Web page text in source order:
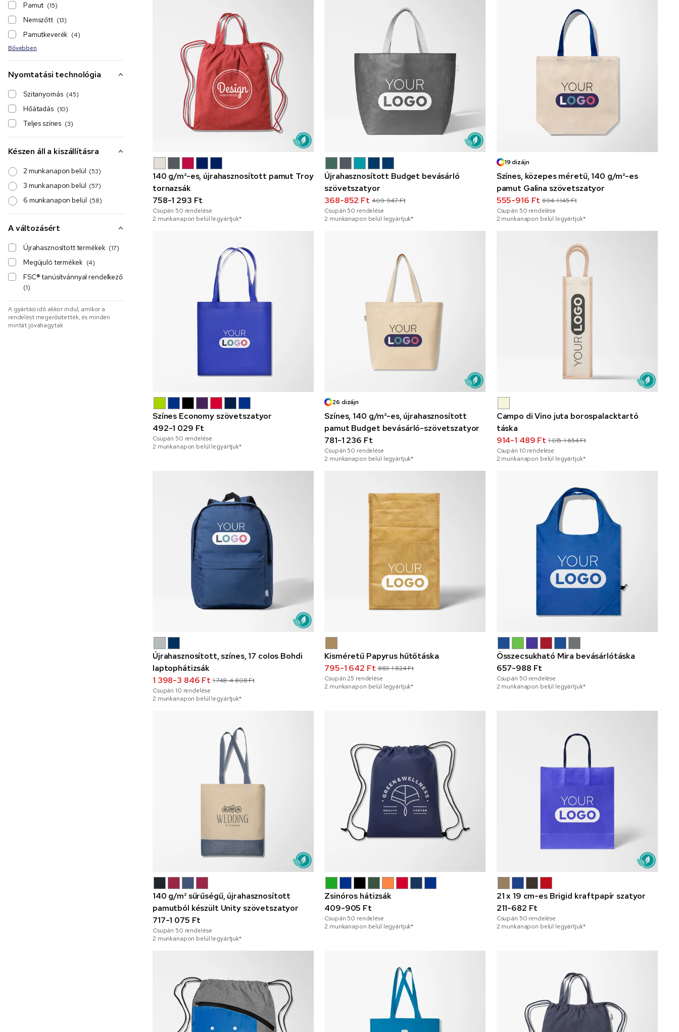
Pamut (15)
Nemszőtt (13)
Pamutkeverék (4)
Bővebben
Nyomtatási technológia
Szitanyomás (45)
Hőátadás (10)
Teljes színes (3)
Készen áll a kiszállításra
2 munkanapon belül (53)
3 munkanapon belül (57)
6 munkanapon belül (58)
A változásért
Újrahasznosított termékek (17)
Megújuló termékek (4)
FSC® tanúsítvánnyal rendelkező
(1)
A gyártási idő akkor indul, amikor a
rendelést megerősítették, és minden
mintát jóváhagytak
140 g/m²-es, újrahasznosított pamut Troy
tornazsák
758-1 293 Ft
Csupán50 rendelése
2 munkanapon belül legyártjuk*
Újrahasznosított Budget bevásárló
szövetszatyor
368-852 Ft 409-947 Ft
Csupán50 rendelése
2 munkanapon belül legyártjuk*
19 dizájn
Színes, közepes méretű, 140 g/m²-es
pamut Galina szövetszatyor
555-916 Ft 694-1 145 Ft
Csupán 50 rendelése
2 munkanapon belül legyártjuk*
Színes Economy szövetszatyor
492-1 029 Ft
Csupán50 rendelése
2 munkanapon belül legyártjuk*
26 dizájn
Színes, 140 g/m²-es, újrahasznosított
pamut Budget bevásárló-szövetszatyor
781-1 236 Ft
Csupán50 rendelése
2 munkanapon belül legyártjuk*
Campo di Vino juta borospalacktartó
táska
914-1 489 Ft 1 015-1 654 Ft
Csupán 10 rendelése
2 munkanapon belül legyártjuk*
Újrahasznosított, színes, 17 colos Bohdi
laptophátizsák
1 398-3 846 Ft 1 748-4 808 Ft
Csupán 10 rendelése
2 munkanapon belül legyártjuk*
Kisméretű Papyrus hűtőtáska
795-1 642 Ft 883-1 824 Ft
Csupán25 rendelése
2 munkanapon belül legyártjuk*
Összecsukható Mira bevásárlótáska
657-988 Ft
Csupán 50 rendelése
2 munkanapon belül legyártjuk*
140 g/m² sűrűségű, újrahasznosított
pamutból készült Unity szövetszatyor
717-1 075 Ft
Csupán50 rendelése
2 munkanapon belül legyártjuk*
Zsinóros hátizsák
409-905 Ft
Csupán50 rendelése
2 munkanapon belül legyártjuk*
21 x 19 cm-es Brigid kraftpapír szatyor
211-682 Ft
Csupán 50 rendelése
2 munkanapon belül legyártjuk*